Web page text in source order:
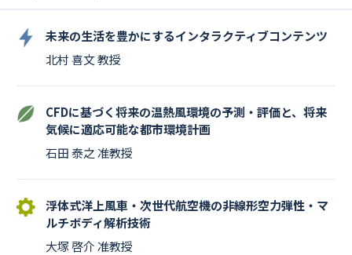
未来の生活を豊かにするインタラクティブコンテンツ
北村 喜文 教授
CFDに基づく将来の温熱風環境の予測・評価と、将来
気候に適応可能な都市環境計画
石田 泰之 准教授
浮体式洋上風車・次世代航空機の非線形空力弾性・マ
ルチボディ解析技術
大塚 啓介 准教授